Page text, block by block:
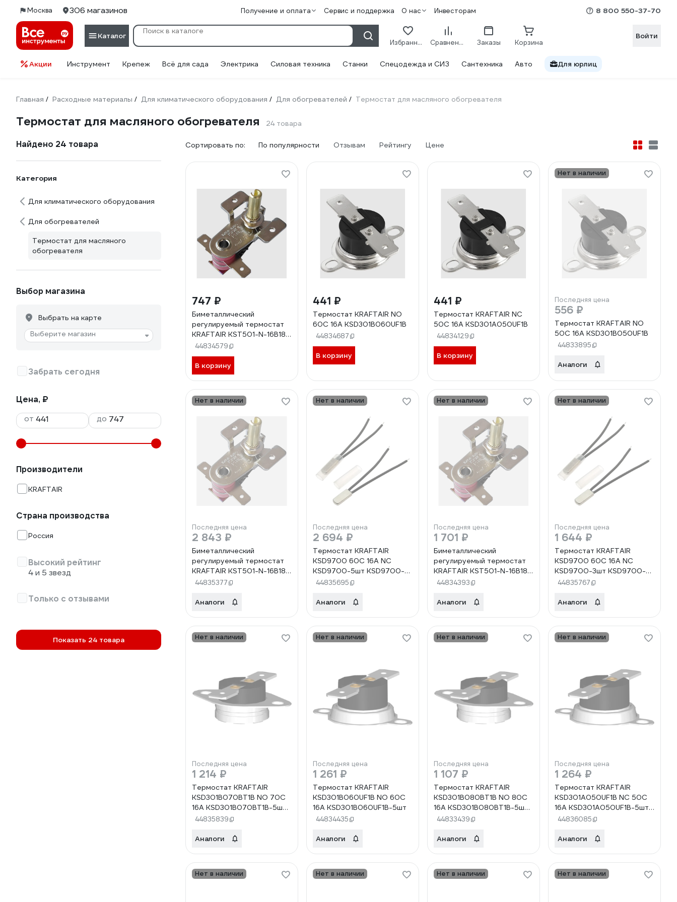
Москва 306 магазинов Получение и оплата Сервис и поддержка О нас Инвесторам 8 800 550-37-70
Каталог
Избранное Сравнение Заказы Корзина
Войти
Акции Инструмент Крепеж Всё для сада Электрика Силовая техника Станки Спецодежда и СИЗ Сантехника Авто Для юрлиц
Главная / Расходные материалы / Для климатического оборудования / Для обогревателей / Термостат для масляного обогревателя
Термостат для масляного обогревателя 24 товара
Найдено 24 товара
Категория
Для климатического оборудования
Для обогревателей
Термостат для масляного
обогревателя
Выбор магазина
Выбрать на карте
Выберите магазин
Забрать сегодня
Цена, ₽
от
до
Производители
KRAFTAIR
Страна производства
Россия
Высокий рейтинг
4 и 5 звезд
Только с отзывами
Показать 24 товара
Сортировать по: По популярности Отзывам Рейтингу Цене
747 ₽
Биметаллический
регулируемый термостат
KRAFTAIR KST501-N-16B180
с KST501-N-16B180 16A
44834579
В корзину
441 ₽
Термостат KRAFTAIR NO
60C 16A KSD301B060UF1B
44834687
В корзину
441 ₽
Термостат KRAFTAIR NC
50C 16A KSD301A050UF1B
44834129
В корзину
Нет в наличии
Последняя цена
556 ₽
Термостат KRAFTAIR NO
50C 16A KSD301B050UF1B
44833895
Аналоги
Нет в наличии
Последняя цена
2 843 ₽
Биметаллический
регулируемый термостат
KRAFTAIR KST501-N-16B180
5 KST501-N-16B180 16A-
44835377
Аналоги
Нет в наличии
Последняя цена
2 694 ₽
Термостат KRAFTAIR
KSD9700 60C 16A NC
KSD9700-5шт KSD9700-
5шт KSD9700-5шт
44835695
Аналоги
Нет в наличии
Последняя цена
1 701 ₽
Биметаллический
регулируемый термостат
KRAFTAIR KST501-N-16B180
3 KST501-N-16B180 16A-
44834393
Аналоги
Нет в наличии
Последняя цена
1 644 ₽
Термостат KRAFTAIR
KSD9700 60C 16A NC
KSD9700-3шт KSD9700-
3шт KSD9700-3шт
44835767
Аналоги
Нет в наличии
Последняя цена
1 214 ₽
Термостат KRAFTAIR
KSD301B070BT1B NO 70C
16A KSD301B070BT1B-5шт
KSD301B070BT1B-5шт
44835839
Аналоги
Нет в наличии
Последняя цена
1 261 ₽
Термостат KRAFTAIR
KSD301B060UF1B NO 60C
16A KSD301B060UF1B-5шт
44834435
Аналоги
Нет в наличии
Последняя цена
1 107 ₽
Термостат KRAFTAIR
KSD301B080BT1B NO 80С
16A KSD301B080BT1B-5шт
KSD301B080BT1B-5шт
44833439
Аналоги
Нет в наличии
Последняя цена
1 264 ₽
Термостат KRAFTAIR
KSD301A050UF1B NC 50C
16A KSD301A050UF1B-5шт
KSD301A050UF1B-5шт
44836085
Аналоги
Нет в наличии Нет в наличии Нет в наличии Нет в наличии